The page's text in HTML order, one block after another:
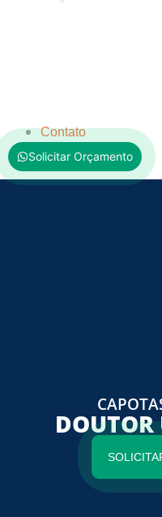
Contato
Solicitar Orçamento
DOUTOR